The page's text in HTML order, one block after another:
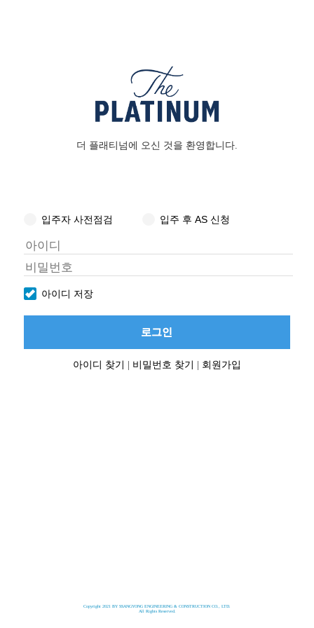
더 플래티넘에 오신 것을 환영합니다.
입주자 사전점검 입주 후 AS 신청
아이디 저장
로그인
아이디 찾기 비밀번호 찾기 회원가입
Copyright 2021 BY SSANGYONG ENGINEERING & CONSTRUCTION CO., LTD.
All Rights Reserved.